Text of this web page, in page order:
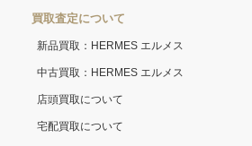
買取査定について
新品買取：HERMES エルメス
中古買取：HERMES エルメス
店頭買取について
宅配買取について